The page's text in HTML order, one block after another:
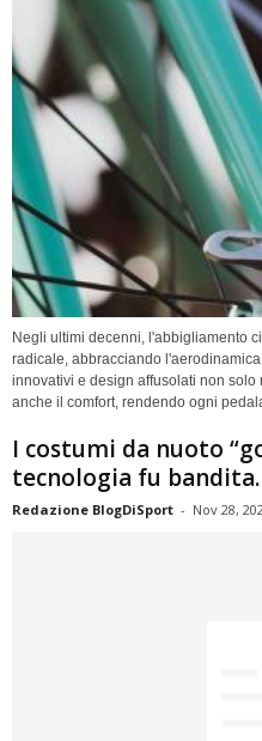
Negli ultimi decenni, l'abbigliamento
radicale, abbracciando
innovativi e design affusolati non
anche il comfort, rendendo ogni
I costumi da nuoto
tecnologia fu bandita.
Redazione BlogDiSport - Nov 28,